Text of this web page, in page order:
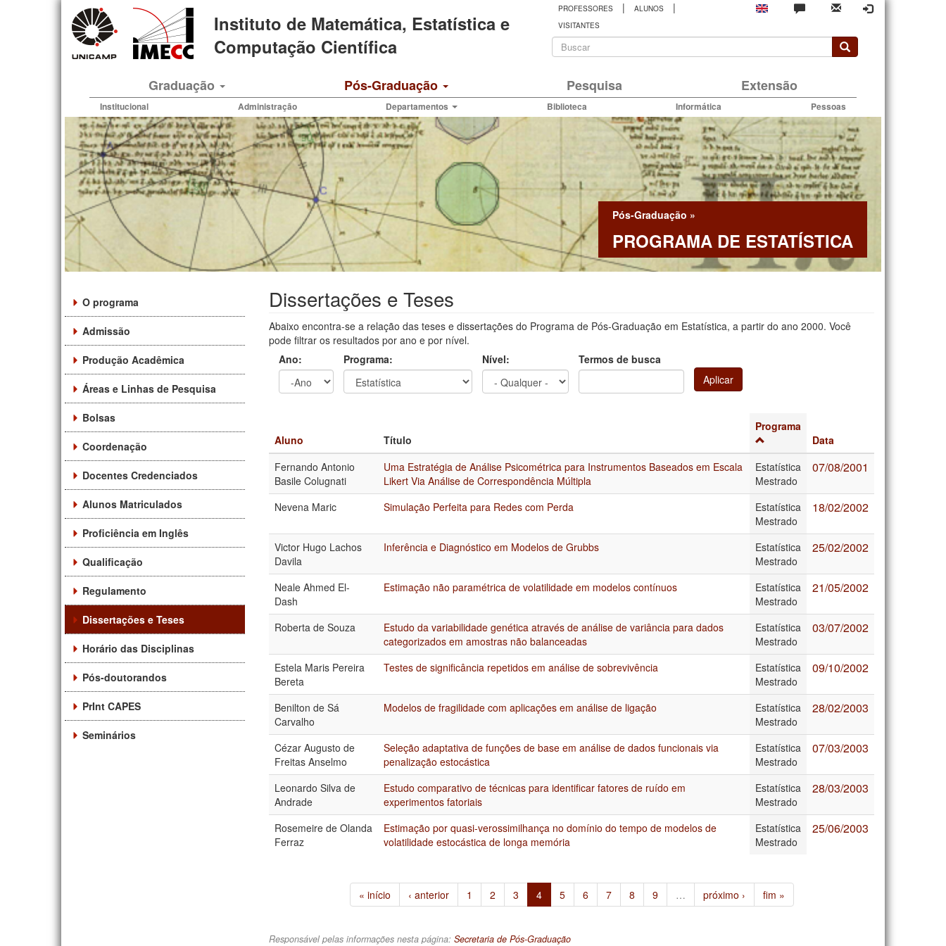
Instituto de Matemática, Estatística e
Computação Científica
PROFESSORES | ALUNOS |
VISITANTES
Formulário
busca
Graduação Pós-Graduação Pesquisa Extensão
Institucional Administração Departamentos Biblioteca Informática Pessoas
Pós-Graduação »
PROGRAMA DE ESTATÍSTICA
O programa
Admissão
Produção Acadêmica
Áreas e Linhas de Pesquisa
Bolsas
Coordenação
Docentes Credenciados
Alunos Matriculados
Proficiência em Inglês
Qualificação
Regulamento
Dissertações e Teses
Horário das Disciplinas
Pós-doutorandos
PrInt CAPES
Seminários
Dissertações e Teses
Abaixo encontra-se a relação das teses e dissertações do Programa de Pós-Graduação em Estatística, a partir do ano 2000. Você
pode filtrar os resultados por ano e por nível.
Ano:
Programa: Nível:
Termos de busca
Aplicar
Aluno Título
Programa
Data
Fernando Antonio
Basile Colugnati
Uma Estratégia de Análise Psicométrica para Instrumentos Baseados em Escala
Likert Via Análise de Correspondência Múltipla
Estatística
Mestrado
07/08/2001
Nevena Maric Simulação Perfeita para Redes com Perda
Estatística
Mestrado
18/02/2002
Victor Hugo Lachos
Davila
Inferência e Diagnóstico em Modelos de Grubbs
Estatística
Mestrado
25/02/2002
Neale Ahmed El-
Dash
Estimação não paramétrica de volatilidade em modelos contínuos
Estatística
Mestrado
21/05/2002
Roberta de Souza
Estudo da variabilidade genética através de análise de variância para dados
categorizados em amostras não balanceadas
Estatística
Mestrado
03/07/2002
Estela Maris Pereira
Bereta
Testes de significância repetidos em análise de sobrevivência
Estatística
Mestrado
09/10/2002
Benilton de Sá
Carvalho
Modelos de fragilidade com aplicações em análise de ligação
Estatística
Mestrado
28/02/2003
Cézar Augusto de
Freitas Anselmo
Seleção adaptativa de funções de base em análise de dados funcionais via
penalização estocástica
Estatística
Mestrado
07/03/2003
Leonardo Silva de
Andrade
Estudo comparativo de técnicas para identificar fatores de ruído em
experimentos fatoriais
Estatística
Mestrado
28/03/2003
Rosemeire de Olanda
Ferraz
Estimação por quasi-verossimilhança no domínio do tempo de modelos de
volatilidade estocástica de longa memória
Estatística
Mestrado
25/06/2003
« início ‹ anterior 1 2 3 4 5 6 7 8 9 … próximo › fim »
Responsável pelas informações nesta página: Secretaria de Pós-Graduação